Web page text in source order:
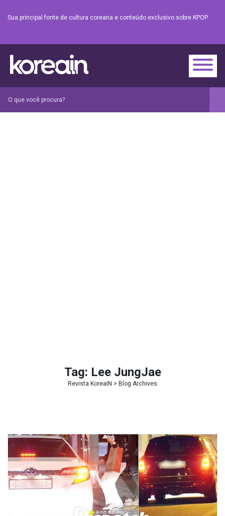
Sua principal fonte de cultura coreana e conteúdo exclusivo sobre KPOP.
Tag: Lee JungJae
Revista KoreaIN > Blog Archives